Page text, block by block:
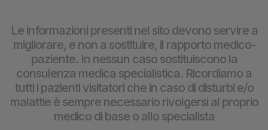
Le informazioni presenti nel sito devono servire a
migliorare, e non a sostituire, il rapporto medico-
paziente. In nessun caso sostituiscono la
consulenza medica specialistica. Ricordiamo a
tutti i pazienti visitatori che in caso di disturbi e/o
malattie è sempre necessario rivolgersi al proprio
medico di base o allo specialista